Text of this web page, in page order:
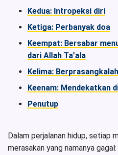
Kedua: Intropeksi diri
Ketiga: Perbanyak doa
Keempat: Bersabar
dari Allah Ta’ala
Kelima:
Keenam: Mendekatkan
Penutup
Dalam perjalanan hidup, setiap
merasakan yang namanya